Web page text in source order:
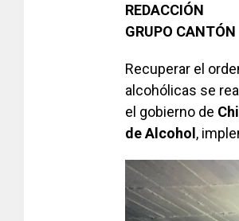
REDACCIÓN
GRUPO CANTÓN
Recuperar el
alcohólicas se
el gobierno de
de Alcohol,